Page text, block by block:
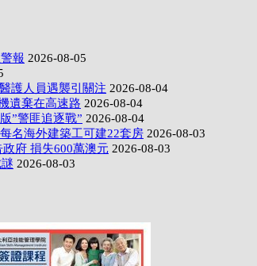
報 2026-08-05
護人員遇襲引關注 2026-08-04
遺棄在高速路 2026-08-04
”警匪追逐戰” 2026-08-04
名海外建築工可建22套房 2026-08-03
政府 損失600萬澳元 2026-08-03
2026-08-03